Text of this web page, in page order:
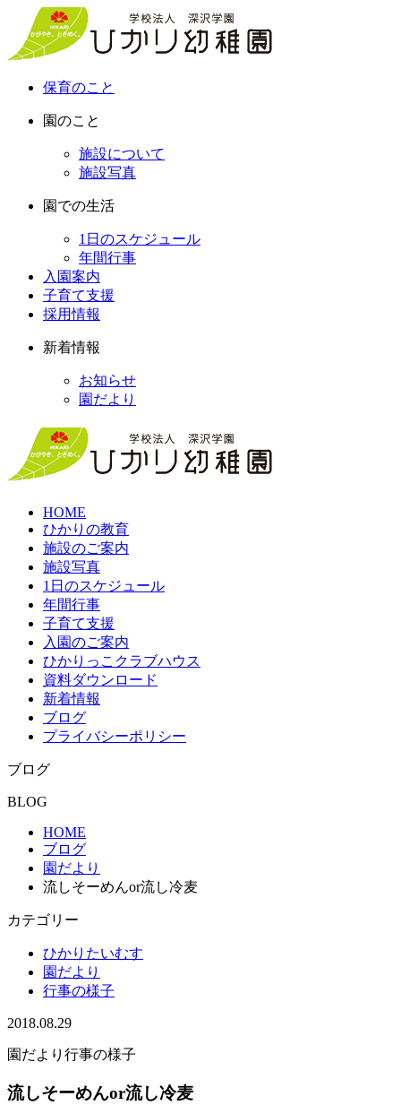
保育のこと
園のこと
施設について
施設写真
園での生活
1日のスケジュール
年間行事
入園案内
子育て支援
採用情報
新着情報
お知らせ
園だより
HOME
ひかりの教育
施設のご案内
施設写真
1日のスケジュール
年間行事
子育て支援
入園のご案内
ひかりっこクラブハウス
資料ダウンロード
新着情報
ブログ
プライバシーポリシー
ブログ
BLOG
HOME
ブログ
園だより
流しそーめんor流し冷麦
カテゴリー
ひかりたいむす
園だより
行事の様子
2018.08.29
園だより 行事の様子
流しそーめんor流し冷麦